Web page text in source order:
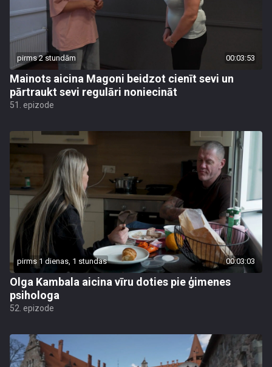
pirms 2 stundām 00:03:53
Mainots aicina Magoni beidzot cienīt sevi un
pārtraukt sevi regulāri noniecināt
51. epizode
pirms 1 dienas, 1 stundas 00:03:03
Olga Kambala aicina vīru doties pie ģimenes
psihologa
52. epizode